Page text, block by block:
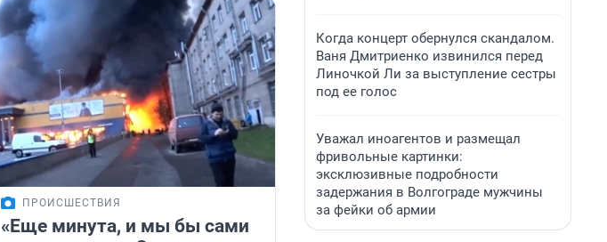
ПРОИСШЕСТВИЯ
«Еще минута, и мы бы сами
Когда концерт обернулся скандалом.
Ваня Дмитриенко извинился перед
Линочкой Ли за выступление сестры
под ее голос
Уважал иноагентов и размещал
фривольные картинки:
эксклюзивные подробности
задержания в Волгограде мужчины
за фейки об армии